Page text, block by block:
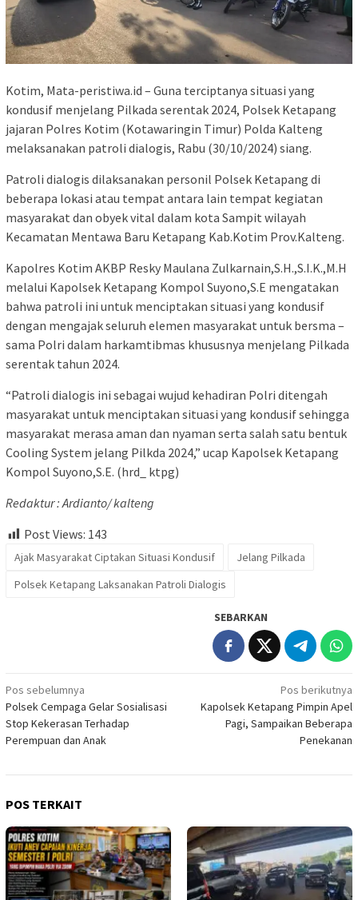
Kotim, Mata-peristiwa.id – Guna terciptanya situasi yang
kondusif menjelang Pilkada serentak 2024, Polsek Ketapang
jajaran Polres Kotim (Kotawaringin Timur) Polda Kalteng
melaksanakan patroli dialogis, Rabu (30/10/2024) siang.
Patroli dialogis dilaksanakan personil Polsek Ketapang di
beberapa lokasi atau tempat antara lain tempat kegiatan
masyarakat dan obyek vital dalam kota Sampit wilayah
Kecamatan Mentawa Baru Ketapang Kab.Kotim Prov.Kalteng.
Kapolres Kotim AKBP Resky Maulana Zulkarnain,S.H.,S.I.K.,M.H
melalui Kapolsek Ketapang Kompol Suyono,S.E mengatakan
bahwa patroli ini untuk menciptakan situasi yang kondusif
dengan mengajak seluruh elemen masyarakat untuk bersma –
sama Polri dalam harkamtibmas khususnya menjelang Pilkada
serentak tahun 2024.
“Patroli dialogis ini sebagai wujud kehadiran Polri ditengah
masyarakat untuk menciptakan situasi yang kondusif sehingga
masyarakat merasa aman dan nyaman serta salah satu bentuk
Cooling System jelang Pilkda 2024,” ucap Kapolsek Ketapang
Kompol Suyono,S.E. (hrd_ ktpg)
Redaktur : Ardianto/ kalteng
Post Views: 143
Ajak Masyarakat Ciptakan Situasi Kondusif
Jelang Pilkada
Polsek Ketapang Laksanakan Patroli Dialogis
SEBARKAN
Navigasi
pos
Pos sebelumnya
Polsek Cempaga Gelar Sosialisasi
Stop Kekerasan Terhadap
Perempuan dan Anak
Pos berikutnya
Kapolsek Ketapang Pimpin Apel
Pagi, Sampaikan Beberapa
Penekanan
POS TERKAIT